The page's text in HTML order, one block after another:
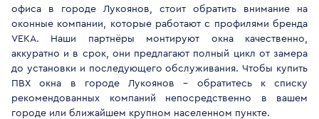
офиса в городе Лукоянов, стоит обратить внимание на
оконные компании, которые работают с профилями бренда
VEKA. Наши партнёры монтируют окна качественно,
аккуратно и в срок, они предлагают полный цикл от замера
до установки и последующего обслуживания. Чтобы купить
ПВХ окна в городе Лукоянов - обратитесь к списку
рекомендованных компаний непосредственно в вашем
городе или ближайшем крупном населенном пункте.